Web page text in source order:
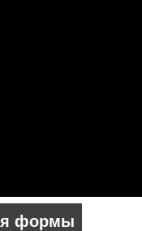
формы